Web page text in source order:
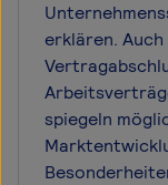
erklären.
spiegeln